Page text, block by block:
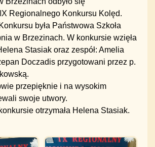
Regionalnego Konkursu Kolęd.
była Państwowa Szkoła
w Brzezinach. W konkursie wzięła
Stasiak oraz zespół: Amelia
Doczadis przygotowani przez p.
przepięknie i na wysokim
swoje utwory.
otrzymała Helena Stasiak.